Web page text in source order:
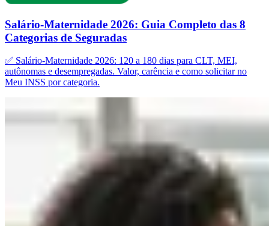
Salário-Maternidade 2026: Guia Completo das 8
Categorias de Seguradas
✅ Salário-Maternidade 2026: 120 a 180 dias para CLT, MEI,
autônomas e desempregadas. Valor, carência e como solicitar no
Meu INSS por categoria.